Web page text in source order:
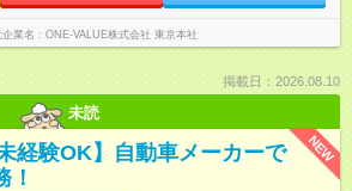
業名 ONE-VALUE株式会社 東京本社
掲載日：2026.08.10
未読
NEW
経験OK】自動車メーカーで
！